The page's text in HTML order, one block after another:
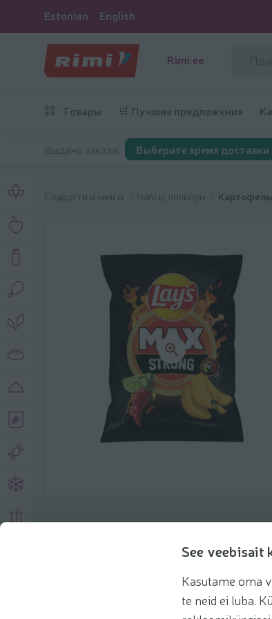
See veebisait
Kasutame oma
te neid ei luba.
Estonian English
Rimi.ee
Товары 🛒 Лучшие предложения
Выдача заказа: Выберите время доставки
Сладости и чипсы Чипсы, попкорн